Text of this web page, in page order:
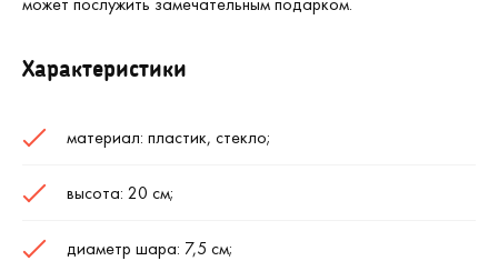
Характеристики
материал: пластик, стекло;
высота: 20 см;
диаметр шара: 7,5 см;